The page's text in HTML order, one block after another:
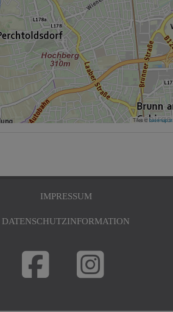
Tiles ©basemap.at
IMPRESSUM
DATENSCHUTZINFORMATION